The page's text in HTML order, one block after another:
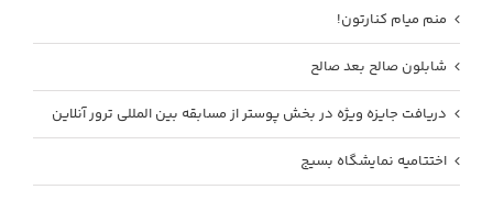
منم میام کنارتون!
شابلون صالح بعد صالح
دریافت جایزه ویژه در بخش پوستر از مسابقه بین المللی ترور آنلاین
اختتامیه نمایشگاه بسیج